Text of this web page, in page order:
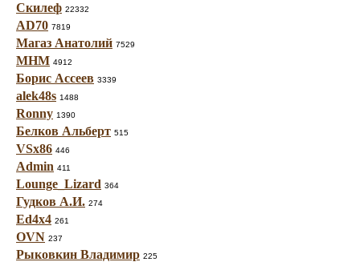
Скилеф 22332
AD70 7819
Магаз Анатолий 7529
МНМ 4912
Борис Ассеев 3339
alek48s 1488
Ronny 1390
Белков Альберт 515
VSx86 446
Admin 411
Lounge_Lizard 364
Гудков А.И. 274
Ed4x4 261
OVN 237
Рыковкин Владимир 225